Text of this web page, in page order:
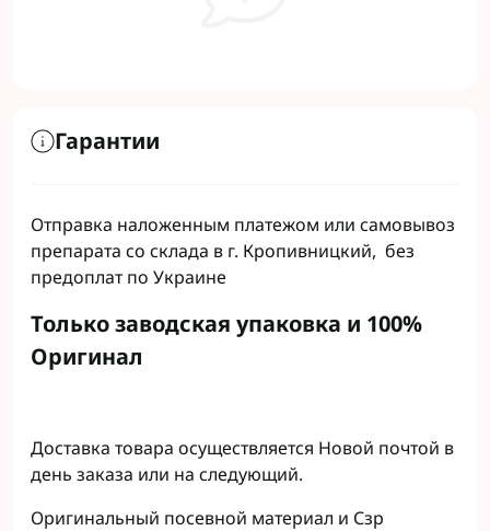
Гарантии
Отправка наложенным платежом или самовывоз
препарата со склада в г. Кропивницкий, без
предоплат по Украине
Только заводская упаковка и 100%
Оригинал
Доставка товара осуществляется Новой почтой в
день заказа или на следующий.
Оригинальный посевной материал и Сзр